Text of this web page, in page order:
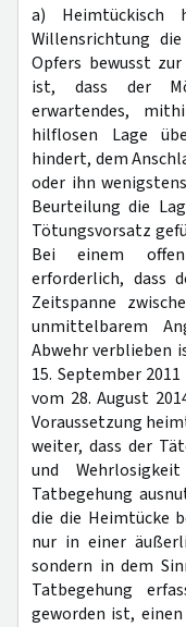
a) Heimtückisch
Willensrichtung
Opfers bewusst
ist, dass der
erwartendes,
hilflosen Lage
hindert, dem
oder ihn
Beurteilung die
Tötungsvorsatz
Bei einem
erforderlich, dass
Zeitspanne
unmittelbarem
Abwehr verblieben
15. September
vom 28. August
Voraussetzung
weiter, dass der
und
Tatbegehung
die die Heimtücke
nur in einer
sondern in dem
Tatbegehung
geworden ist,